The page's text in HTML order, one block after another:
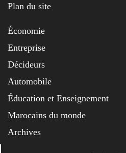
Plan du site
Économie
Entreprise
Décideurs
Automobile
Éducation et Enseignement
Marocains du monde
Archives